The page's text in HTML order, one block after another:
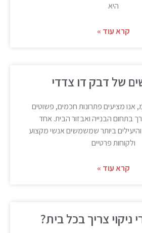
היא
קרא עוד »
של דבק דו צדדי
אנו מציעים פתרונות חכמים, פשוטים
בתחום הבנייה ואבזור הבית. אחד
ביותר שמשמשים אנשי מקצוע
ולקוחות פרטיים
קרא עוד »
ניקוי צריך בכל בית?